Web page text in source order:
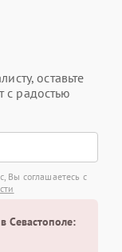
оставьте
с радостью
Вы соглашаетесь с
Севастополе: